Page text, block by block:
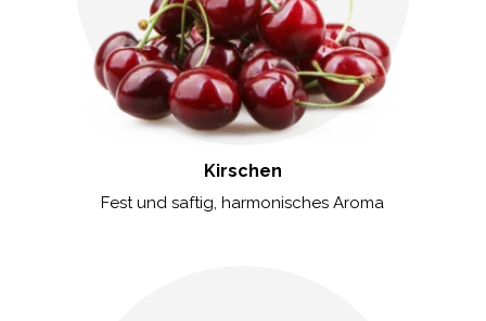
Kirschen
Fest und saftig, harmonisches Aroma